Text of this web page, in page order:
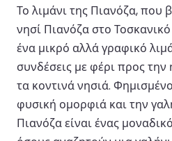
Το λιμάνι της Πιανόζα, που
νησί Πιανόζα στο
ένα μικρό αλλά γραφικό
συνδέσεις με φέρι προς
τα κοντινά νησιά.
φυσική ομορφιά και την
Πιανόζα είναι ένας